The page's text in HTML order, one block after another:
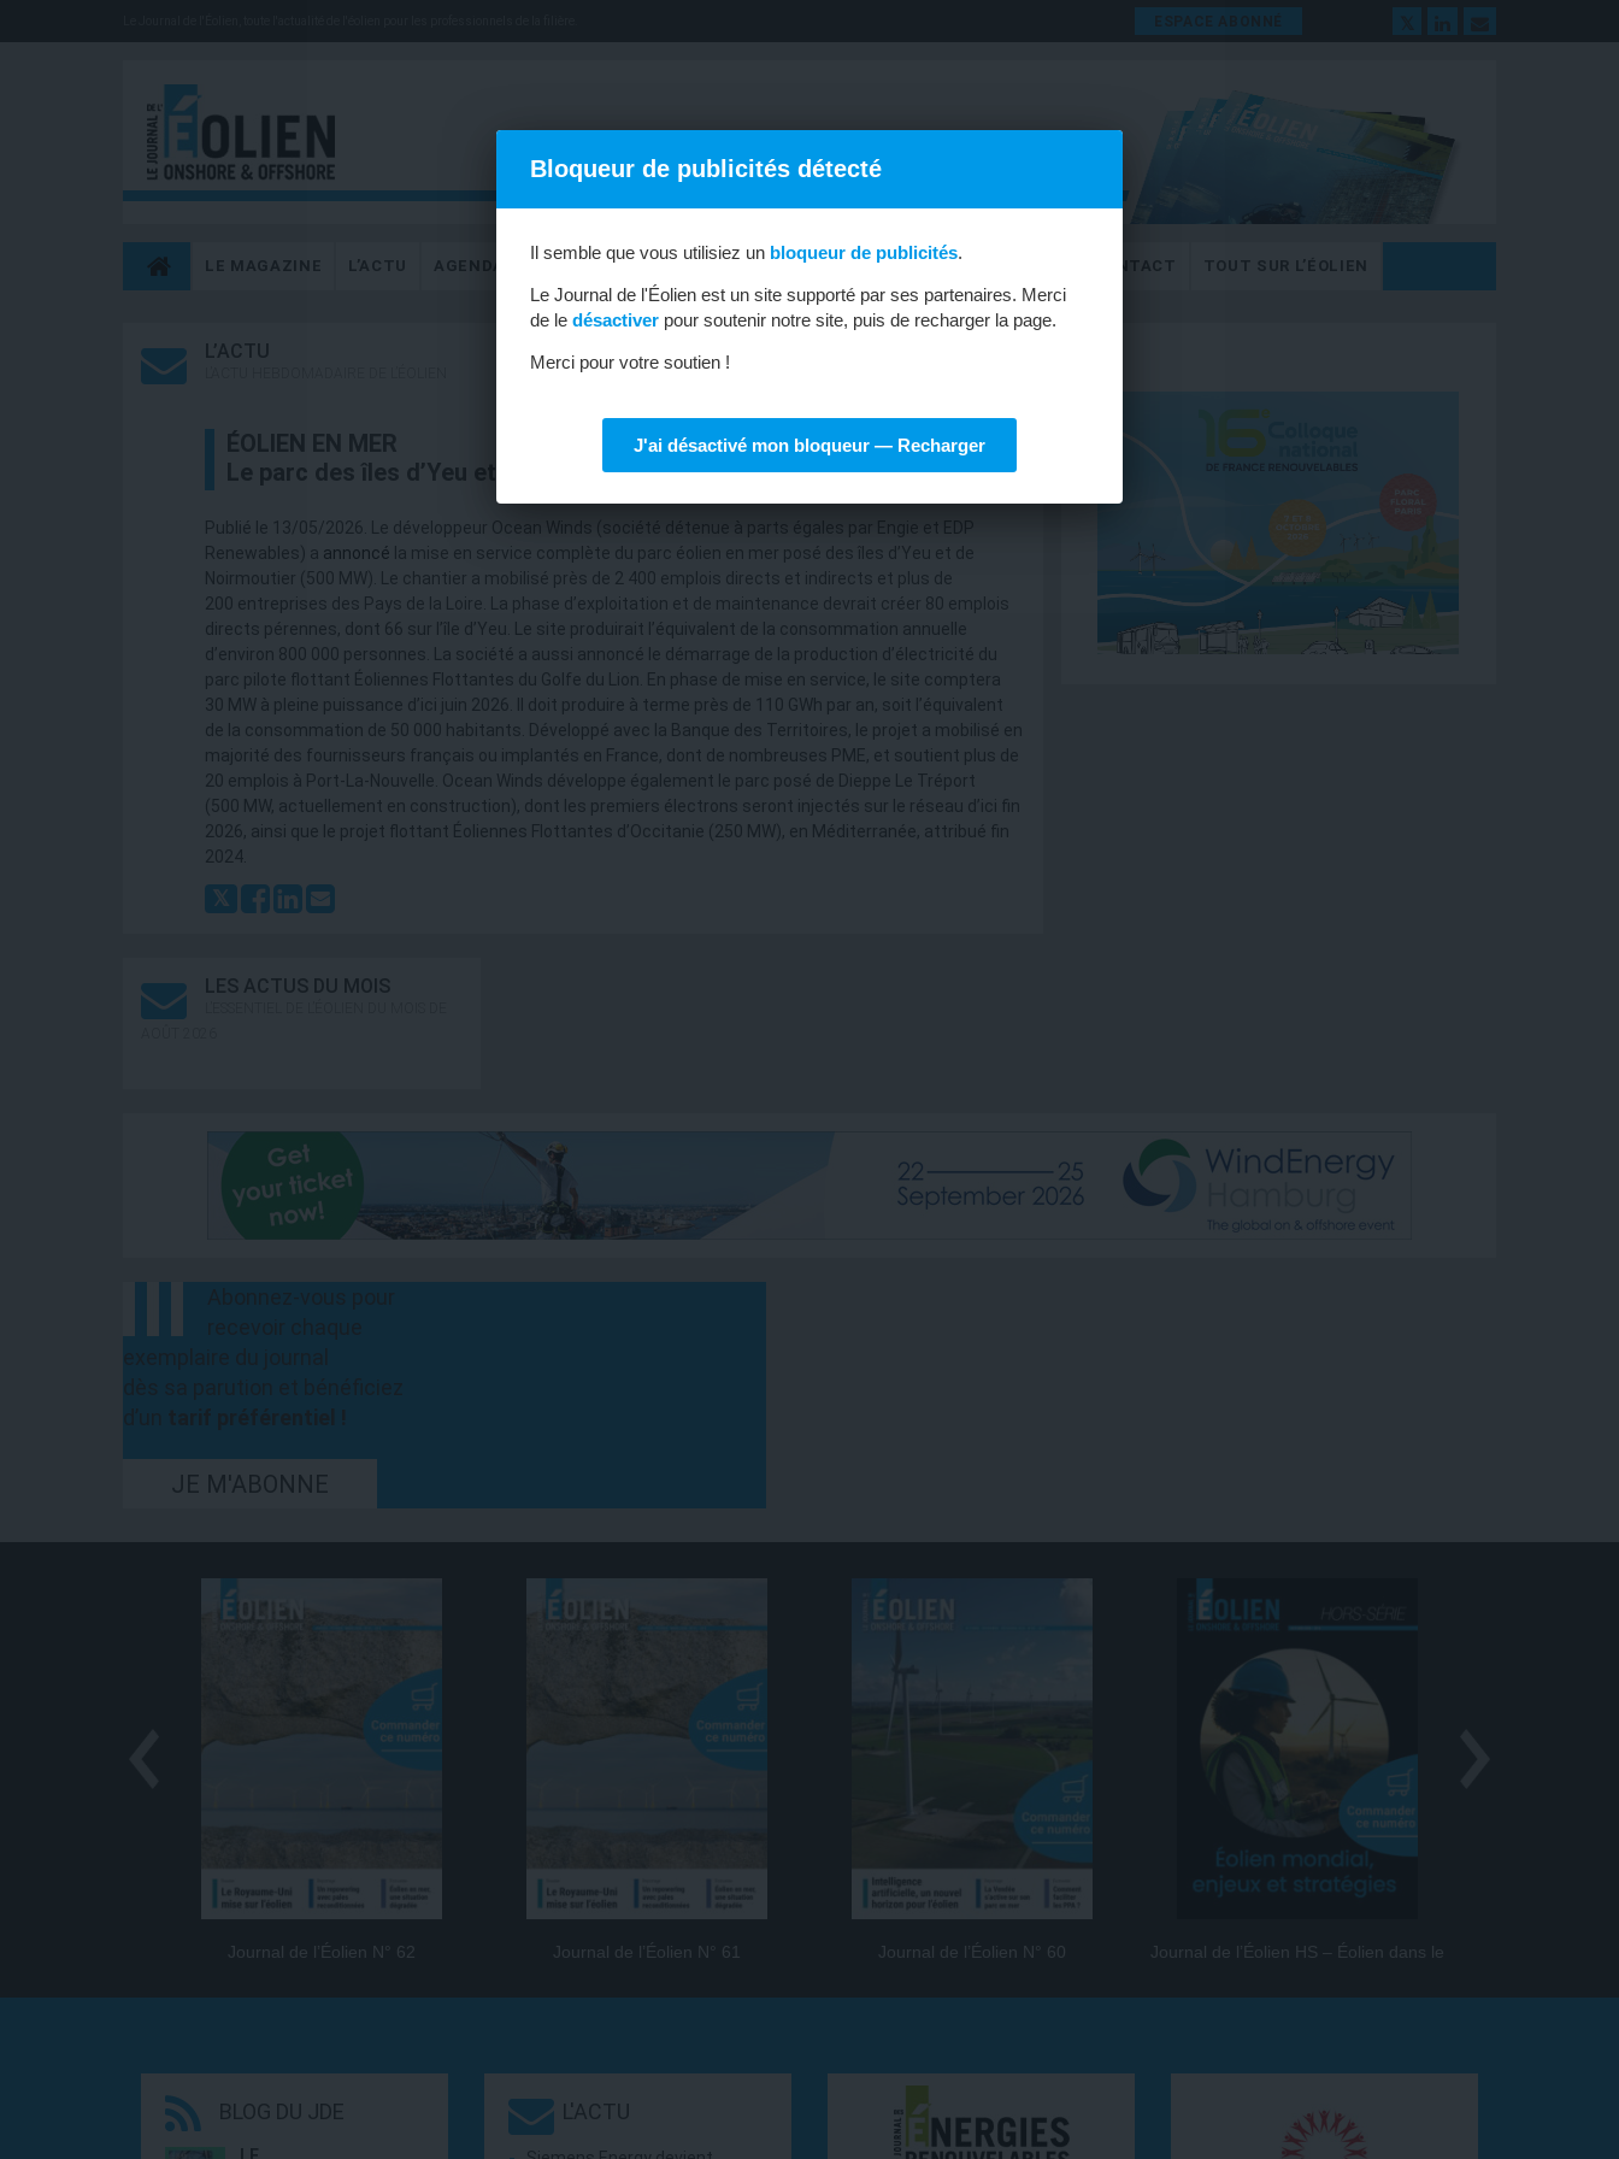
ESPACE ABONNÉ
LE MAGAZINE L’ACTU AGENDA OFFRES D’EMPLOI MÉTIERS & FORMATIONS CONTACT TOUT SUR L’ÉOLIEN
L’ACTU
ÉOLIEN EN MER
Le parc des îles d’Yeu et de Noirmoutier est opérationnel
Publié le 13/05/2026. Le développeur Ocean Winds (société détenue à parts égales par Engie et EDP
Renewables) a annoncé la mise en service complète du parc éolien en mer posé des îles d’Yeu et de
Noirmoutier (500 MW). Le chantier a mobilisé près de 2 400 emplois directs et indirects et plus de
200 entreprises des Pays de la Loire. La phase d’exploitation et de maintenance devrait créer 80 emplois
directs pérennes, dont 66 sur l’île d’Yeu. Le site produirait l’équivalent de la consommation annuelle
d’environ 800 000 personnes. La société a aussi annoncé le démarrage de la production d’électricité du
parc pilote flottant Éoliennes Flottantes du Golfe du Lion. En phase de mise en service, le site comptera
30 MW à pleine puissance d’ici juin 2026. Il doit produire à terme près de 110 GWh par an, soit l’équivalent
de la consommation de 50 000 habitants. Développé avec la Banque des Territoires, le projet a mobilisé en
majorité des fournisseurs français ou implantés en France, dont de nombreuses PME, et soutient plus de
20 emplois à Port-La-Nouvelle. Ocean Winds développe également le parc posé de Dieppe Le Tréport
(500 MW, actuellement en construction), dont les premiers électrons seront injectés sur le réseau d’ici fin
2026, ainsi que le projet flottant Éoliennes Flottantes d’Occitanie (250 MW), en Méditerranée, attribué fin
2024.
LES ACTUS DU MOIS
JE M'ABONNE
Journal de l’Éolien N° 62 Journal de l’Éolien N° 61 Journal de l’Éolien N° 60
Journal de l’Éolien HS – Éolien dans le
BLOG DU JDE L'ACTU
Bloqueur de publicités détecté
Il semble que vous utilisiez un bloqueur de publicités.
Le Journal de l'Éolien est un site supporté par ses partenaires. Merci
de le désactiver pour soutenir notre site, puis de recharger la page.
Merci pour votre soutien !
J'ai désactivé mon bloqueur — Recharger